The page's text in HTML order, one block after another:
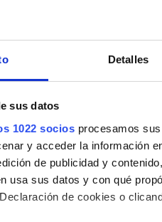
Detalles
sus datos
1022 socios procesamos
y acceder la información
de publicidad y
usa sus datos y con qué
de cookies o